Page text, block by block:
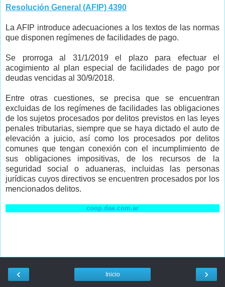
Resolución General (AFIP) 4390
La AFIP introduce adecuaciones a los textos de las normas
que disponen regímenes de facilidades de pago.
Se prorroga al 31/1/2019 el plazo para efectuar el
acogimiento al plan especial de facilidades de pago por
deudas vencidas al 30/9/2018.
Entre otras cuestiones, se precisa que se encuentran
excluidas de los regímenes de facilidades las obligaciones
de los sujetos procesados por delitos previstos en las leyes
penales tributarias, siempre que se haya dictado el auto de
elevación a juicio, así como los procesados por delitos
comunes que tengan conexión con el incumplimiento de
sus obligaciones impositivas, de los recursos de la
seguridad social o aduaneras, incluidas las personas
jurídicas cuyos directivos se encuentren procesados por los
mencionados delitos.
coop.dae.com.ar
‹ ›
Inicio